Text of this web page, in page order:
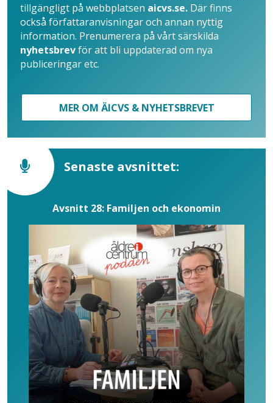
tillgängligt på webbplatsen aicvs.se. Där finns
också författaranvisningar och annan nyttig
information. Prenumerera på vårt särskilda
nyhetsbrevför att bli uppdaterad om nya
publiceringar etc.
MER OM ÄICVS & NYHETSBREVET
Senaste avsnittet:
Avsnitt 28: Familjen och ekonomin